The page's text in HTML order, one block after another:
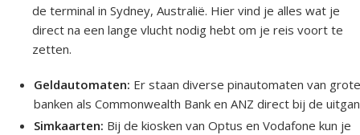
de terminal in Sydney, Australië. Hier vind je alles wat je
direct na een lange vlucht nodig hebt om je reis voort te
zetten.
Geldautomaten: Er staan diverse pinautomaten van
banken als Commonwealth Bank en ANZ direct bij de
Simkaarten: Bij de kiosken van Optus en Vodafone kun je